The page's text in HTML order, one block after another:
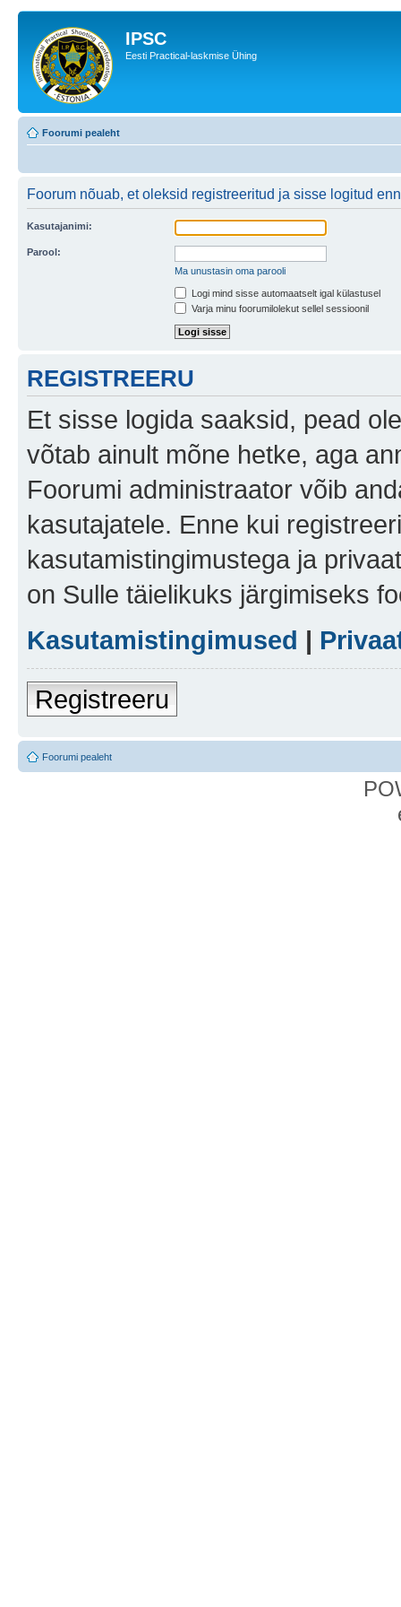
IPSC
Eesti Practical-laskmise Ühing
Foorumi pealeht
Foorum nõuab, et oleksid registreeritud ja sisse logitud
Kasutajanimi:
Parool:
Ma unustasin oma parooli
Logi mind sisse automaatselt igal külastusel
Varja minu foorumilolekut sellel sessioonil
REGISTREERU
Et sisse logida saaksid, pead
võtab ainult mõne hetke, aga
Foorumi administraator võib
kasutajatele. Enne kui
kasutamistingimustega ja
on Sulle täielikuks järgimiseks
Kasutamistingimused |
Registreeru
Foorumi pealeht